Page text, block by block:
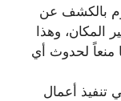
بالكشف عن
المكان، وهذا
منعاً لحدوث أي
تنفيذ أعمال